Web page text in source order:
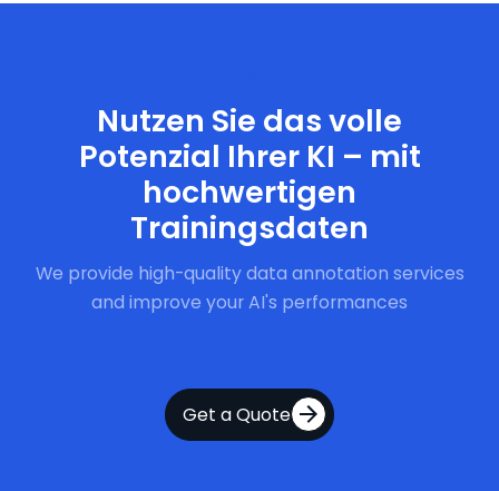
Nutzen Sie das volle
Potenzial Ihrer KI – mit
hochwertigen
Trainingsdaten
We provide high-quality data annotation services
and improve your AI's performances
Get a Quote